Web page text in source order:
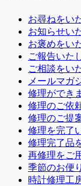
お尋ねをい
お知らせい
お褒めをい
ご報告いた
ご相談をい
メールマガ
修理ができ
修理のご依
修理のご提
修理を完了
修理完了品
再修理をご
季節のお便
時計修理工